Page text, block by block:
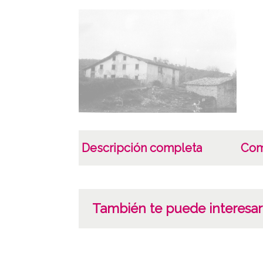
Descripción completa
También te puede interesar